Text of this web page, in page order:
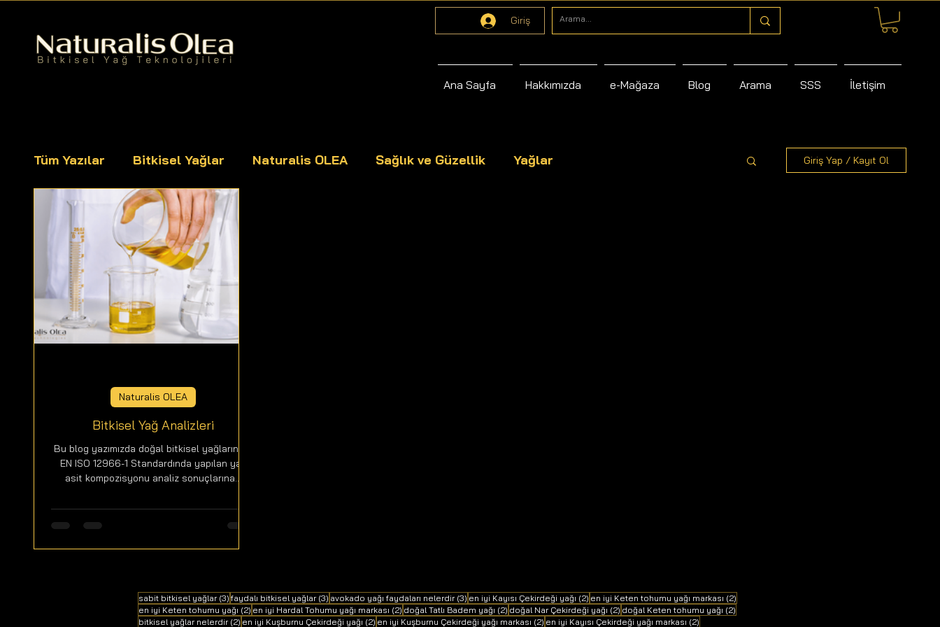
Giriş
Ana Sayfa Hakkımızda e-Mağaza Blog Arama SSS İletişim
Tüm Yazılar Bitkisel Yağlar Naturalis OLEA Sağlık ve Güzellik Yağlar Giriş Yap / Kayıt Ol
Bitkisel Yağ Analizleri
Bu blog yazımızda doğal bitkisel yağların TS
EN ISO 12966-1 Standardında yapılan yağ
asit kompozisyonu analiz sonuçlarına...
Naturalis OLEA
sabit bitkisel yağlar (3) 3 yazı
faydalı bitkisel yağlar (3) 3 yazı
avokado yağı faydaları nelerdir (3) 3 yazı
en iyi Kayısı Çekirdeği yağı (2) 2 yazı
en iyi Keten tohumu yağı markası (2)
en iyi Keten tohumu yağı (2) 2 yazı
en iyi Hardal Tohumu yağı markası (2) 2 yazı
doğal Tatlı Badem yağı (2) 2 yazı
doğal Nar Çekirdeği yağı (2) 2 yazı
doğal Keten tohumu yağı (2)
bitkisel yağlar nelerdir (2) 2 yazı
en iyi Kuşburnu Çekirdeği yağı (2) 2 yazı
en iyi Kuşburnu Çekirdeği yağı markası (2) 2 yazı
en iyi Kayısı Çekirdeği yağı markası (2)